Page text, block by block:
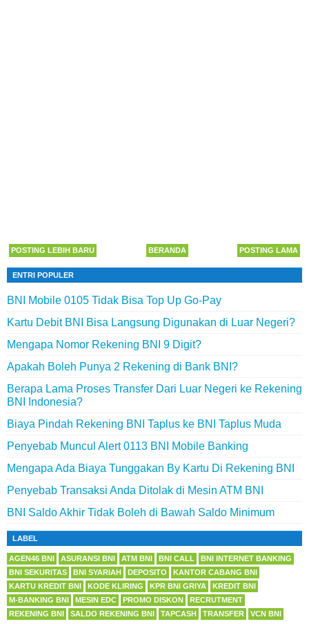
POSTING LEBIH BARU POSTING LAMA
BERANDA
ENTRI POPULER
BNI Mobile 0105 Tidak Bisa Top Up Go-Pay
Kartu Debit BNI Bisa Langsung Digunakan di Luar Negeri?
Mengapa Nomor Rekening BNI 9 Digit?
Apakah Boleh Punya 2 Rekening di Bank BNI?
Berapa Lama Proses Transfer Dari Luar Negeri ke Rekening
BNI Indonesia?
Biaya Pindah Rekening BNI Taplus ke BNI Taplus Muda
Penyebab Muncul Alert 0113 BNI Mobile Banking
Mengapa Ada Biaya Tunggakan By Kartu Di Rekening BNI
Penyebab Transaksi Anda Ditolak di Mesin ATM BNI
BNI Saldo Akhir Tidak Boleh di Bawah Saldo Minimum
LABEL
AGEN46 BNI ASURANSI BNI ATM BNI BNI CALL
BNI INTERNET BANKING
BNI SEKURITAS
BNI SYARIAH DEPOSITO
KANTOR CABANG BNI
KARTU KREDIT BNI
KODE KLIRING KPR BNI GRIYA
KREDIT BNI
M-BANKING BNI
MESIN EDC PROMO DISKON
RECRUTMENT
REKENING BNI
SALDO REKENING BNI TAPCASH TRANSFER VCN BNI